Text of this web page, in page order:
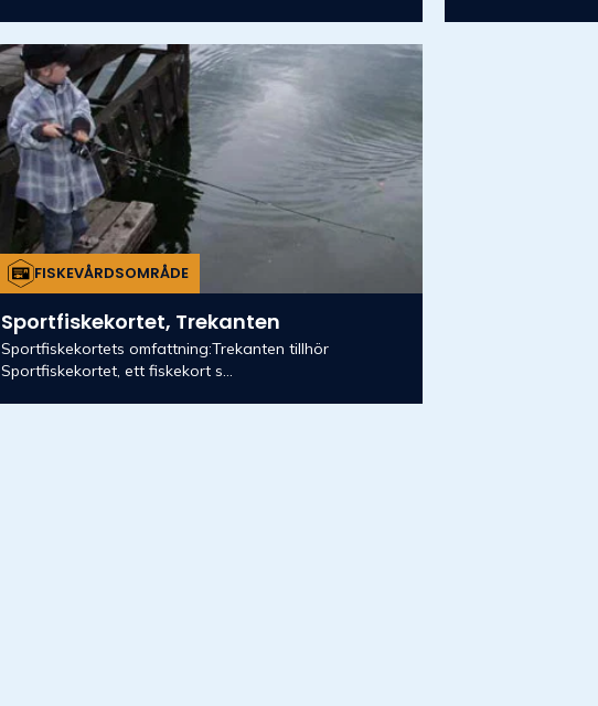
FISKEVÅRDSOMRÅDE
Sportfiskekortet, Trekanten
Sportfiskekortets omfattning:Trekanten tillhör
Sportfiskekortet, ett fiskekort s...